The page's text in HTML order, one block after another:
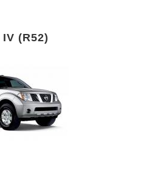
IV (R52)